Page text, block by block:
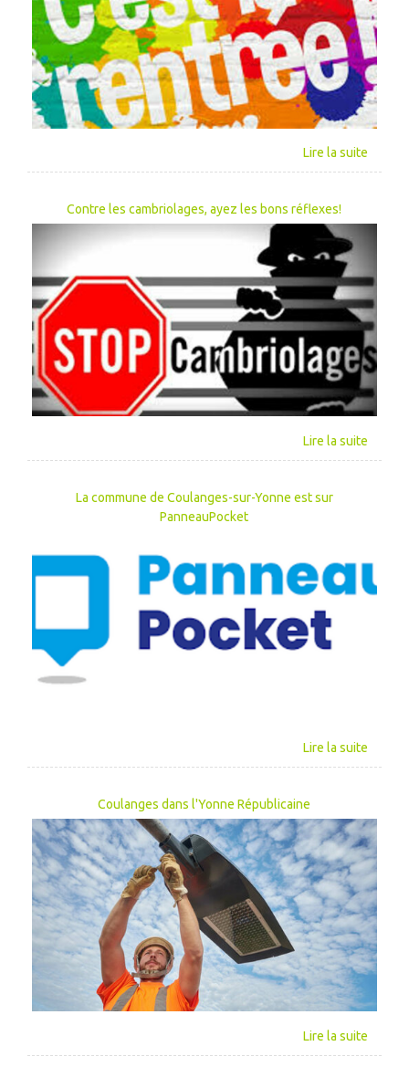
Contre les cambriolages, ayez les bons réflexes!
La commune de Coulanges-sur-Yonne est sur
PanneauPocket
Coulanges dans l'Yonne Républicaine